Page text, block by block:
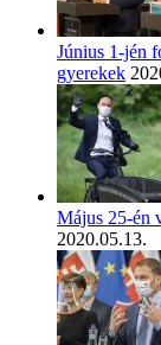
Június 1-jén
gyerekek
Május 25-én
2020.05.13.